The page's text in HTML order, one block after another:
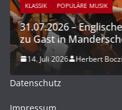
KLASSIK POPULÄRE MUSIK
31.07.2026 –
zu Gast in
14. Juli 2026 Herbert
Datenschutz